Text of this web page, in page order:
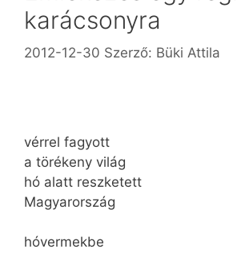
karácsonyra
2012-12-30 Szerző: Büki Attila
vérrel fagyott
a törékeny világ
hó alatt reszketett
Magyarország
hóvermekbe